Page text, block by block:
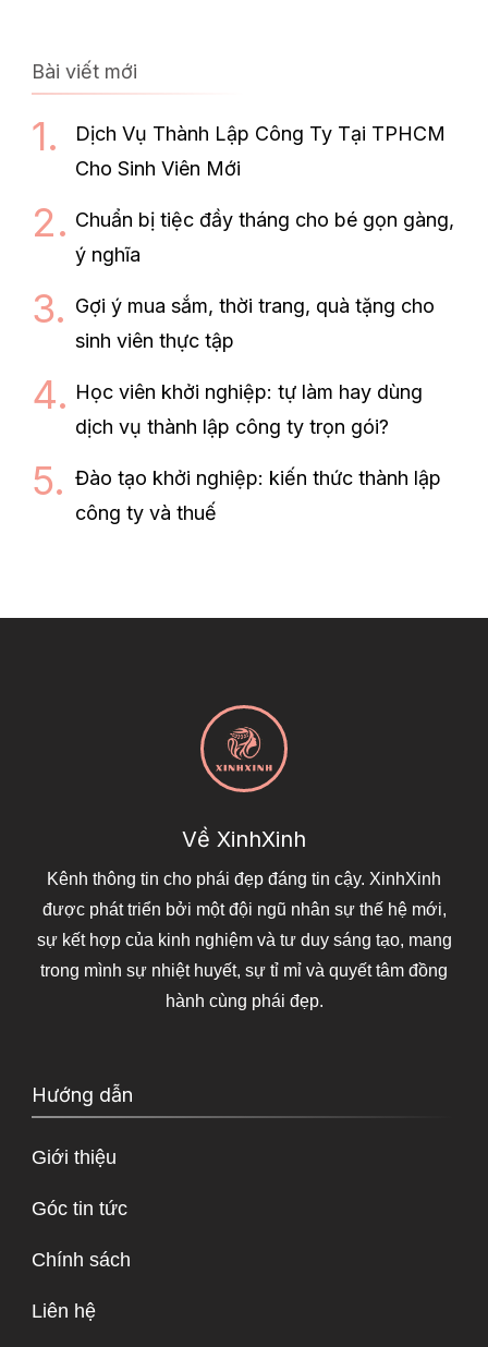
Bài viết mới
Dịch Vụ Thành Lập Công Ty Tại TPHCM
Cho Sinh Viên Mới
Chuẩn bị tiệc đầy tháng cho bé gọn gàng,
ý nghĩa
Gợi ý mua sắm, thời trang, quà tặng cho
sinh viên thực tập
Học viên khởi nghiệp: tự làm hay dùng
dịch vụ thành lập công ty trọn gói?
Đào tạo khởi nghiệp: kiến thức thành lập
công ty và thuế
Về XinhXinh
Kênh thông tin cho phái đẹp đáng tin cậy. XinhXinh
được phát triển bởi một đội ngũ nhân sự thế hệ mới,
sự kết hợp của kinh nghiệm và tư duy sáng tạo, mang
trong mình sự nhiệt huyết, sự tỉ mỉ và quyết tâm đồng
hành cùng phái đẹp.
Hướng dẫn
Giới thiệu
Góc tin tức
Chính sách
Liên hệ